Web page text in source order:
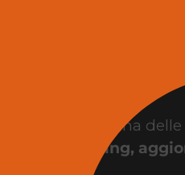
fiera edilizia
soluzioni dedicate a
rappresenta una
di networking,